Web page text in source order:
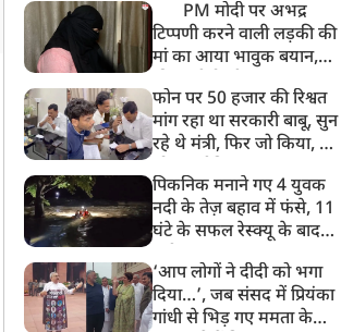
PM मोदी पर अभद्र
टिप्पणी करने वाली लड़की की
मां का आया भावुक बयान,
बेटी को गोद लें प्रधानमंत्री
फोन पर 50 हजार की रिश्वत
मांग रहा था सरकारी बाबू, सुन
रहे थे मंत्री, फिर जो किया, वो
पिकनिक मनाने गए 4 युवक
नदी के तेज़ बहाव में फंसे, 11
घंटे के सफल रेस्क्यू के बाद
‘आप लोगों ने दीदी को भगा
दिया…’, जब संसद में प्रियंका
गांधी से भिड़ गए ममता के